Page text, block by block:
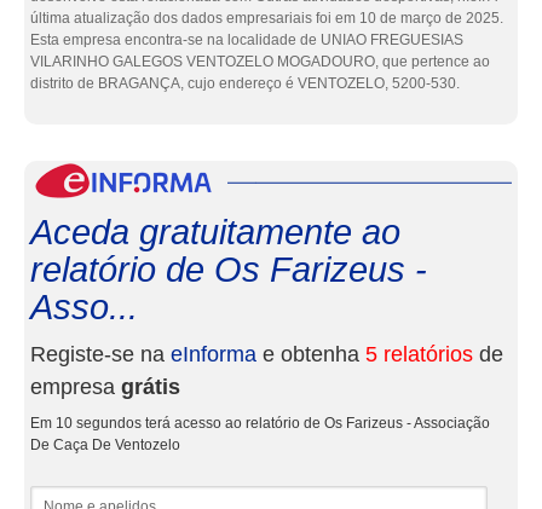
última atualização dos dados empresariais foi em 10 de março de 2025.
Esta empresa encontra-se na localidade de UNIAO FREGUESIAS
VILARINHO GALEGOS VENTOZELO MOGADOURO, que pertence ao
distrito de BRAGANÇA, cujo endereço é VENTOZELO, 5200-530.
Aceda gratuitamente ao
relatório de Os Farizeus -
Asso...
Registe-se na eInforma e obtenha 5 relatórios de
empresa grátis
Em 10 segundos terá acesso ao relatório de Os Farizeus - Associação
De Caça De Ventozelo